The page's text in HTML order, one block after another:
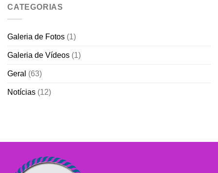
CATEGORIAS
Galeria de Fotos (1)
Galeria de Vídeos (1)
Geral (63)
Notícias (12)